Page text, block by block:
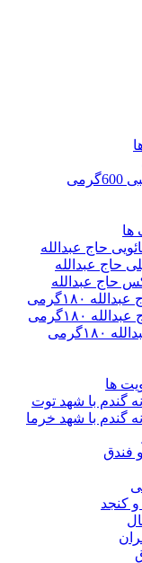
ها
حاج عبدالله
حاج عبدالله
حاج عبدالله
۱۸۰گرمی
۱۸۰گرمی
ها
گندم با شهد توت
گندم با شهد خرما
فندق
کنجد